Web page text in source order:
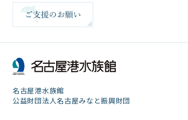
名古屋港水族館
公益財団法人名古屋みなと振興財団